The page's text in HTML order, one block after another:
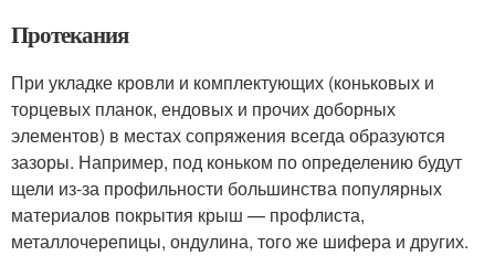
Протекания
При укладке кровли и комплектующих (коньковых и
торцевых планок, ендовых и прочих доборных
элементов) в местах сопряжения всегда образуются
зазоры. Например, под коньком по определению будут
щели из-за профильности большинства популярных
материалов покрытия крыш — профлиста,
металлочерепицы, ондулина, того же шифера и других.